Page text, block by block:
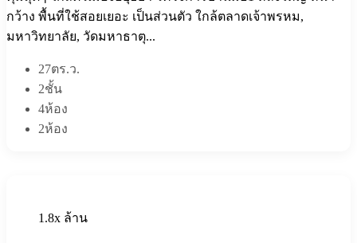
กว้าง พื้นที่ใช้สอยเยอะ เป็นส่วนตัว ใกล้ตลาดเจ้าพรหม,
มหาวิทยาลัย, วัดมหาธาตุ...
27ตร.ว.
2ชั้น
4ห้อง
2ห้อง
1.8x ล้าน